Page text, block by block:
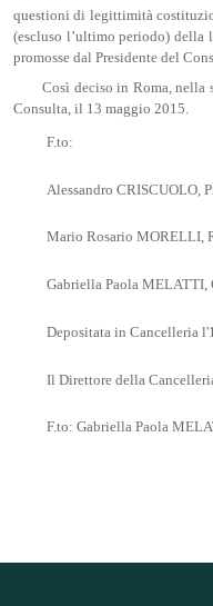
questioni di legittimità
(escluso l’ultimo periodo) della
promosse dal Presidente del
Così deciso in Roma, nella
Consulta, il 13 maggio 2015.
F.to:
Alessandro CRISCUOLO,
Mario Rosario MORELLI,
Gabriella Paola MELATTI,
Depositata in Cancelleria
Il Direttore della
F.to: Gabriella Paola